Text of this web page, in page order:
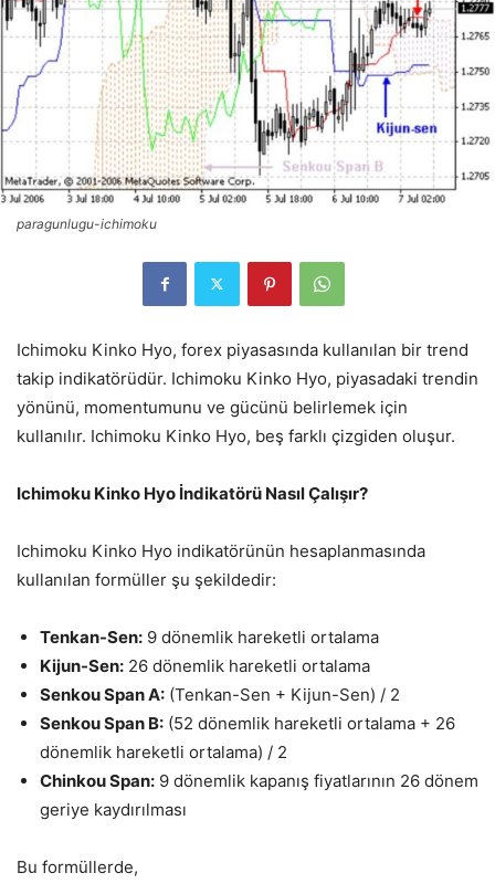
paragunlugu-ichimoku
Ichimoku Kinko Hyo, forex piyasasında kullanılan bir trend
takip indikatörüdür. Ichimoku Kinko Hyo, piyasadaki trendin
yönünü, momentumunu ve gücünü belirlemek için
kullanılır. Ichimoku Kinko Hyo, beş farklı çizgiden oluşur.
Ichimoku Kinko Hyo İndikatörü Nasıl Çalışır?
Ichimoku Kinko Hyo indikatörünün hesaplanmasında
kullanılan formüller şu şekildedir:
Tenkan-Sen: 9 dönemlik hareketli ortalama
Kijun-Sen: 26 dönemlik hareketli ortalama
Senkou Span A: (Tenkan-Sen + Kijun-Sen) / 2
Senkou Span B: (52 dönemlik hareketli ortalama + 26
dönemlik hareketli ortalama) / 2
Chinkou Span: 9 dönemlik kapanış fiyatlarının 26 dönem
geriye kaydırılması
Bu formüllerde,